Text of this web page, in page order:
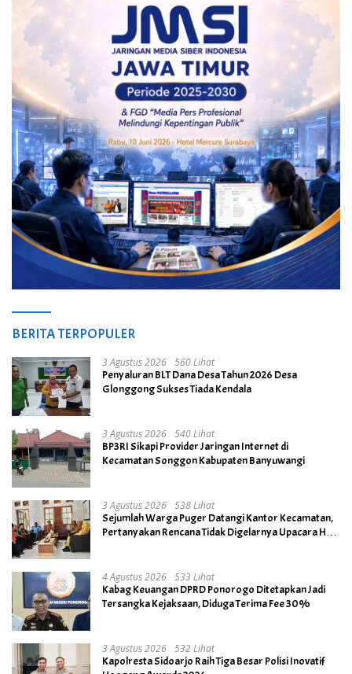
BERITA TERPOPULER
3 Agustus 2026 560 Lihat
Penyaluran BLT Dana Desa Tahun 2026 Desa
Glonggong Sukses Tiada Kendala
3 Agustus 2026 540 Lihat
BP3RI Sikapi Provider Jaringan Internet di
Kecamatan Songgon Kabupaten Banyuwangi
3 Agustus 2026 538 Lihat
Sejumlah Warga Puger Datangi Kantor Kecamatan,
Pertanyakan Rencana Tidak Digelarnya Upacara HUT
4 Agustus 2026 533 Lihat
Kabag Keuangan DPRD Ponorogo Ditetapkan Jadi
Tersangka Kejaksaan, Diduga Terima Fee 30%
3 Agustus 2026 532 Lihat
Kapolresta Sidoarjo Raih Tiga Besar Polisi Inovatif